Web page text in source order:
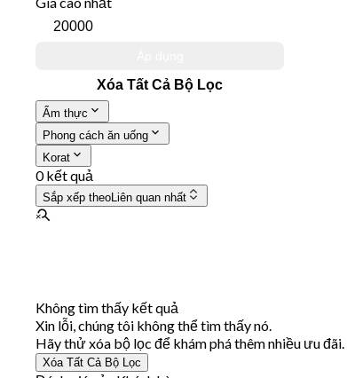
Xóa Tất Cả Bộ Lọc
Ẩm thực
Phong cách ăn uống
Korat
0 kết quả
Sắp xếp theoLiên quan nhất
Không tìm thấy kết quả
Xin lỗi, chúng tôi không thể tìm thấy nó.
Hãy thử xóa bộ lọc để khám phá thêm nhiều ưu đãi.
Xóa Tất Cả Bộ Lọc